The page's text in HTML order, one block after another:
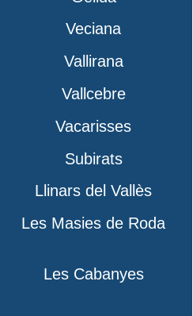
Veciana
Vallirana
Vallcebre
Vacarisses
Subirats
Llinars del Vallès
Les Masies de Roda
Les Cabanyes